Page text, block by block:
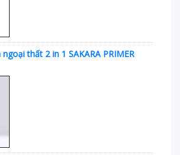
thất 2 in 1 SAKARA PRIMER